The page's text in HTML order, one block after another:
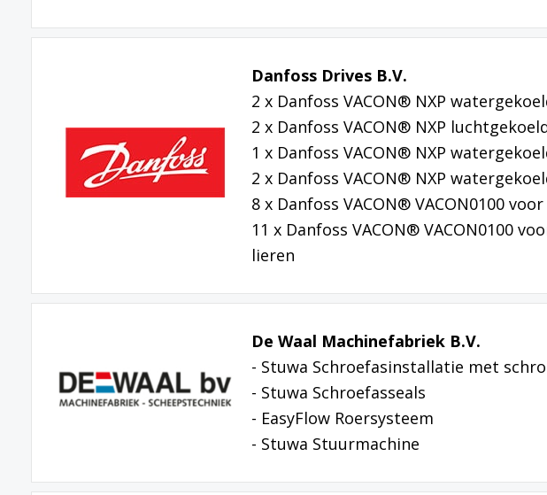
Danfoss Drives B.V.
2 x Danfoss VACON® NXP
2 x Danfoss VACON® NXP
1 x Danfoss VACON® NXP
2 x Danfoss VACON® NXP
8 x Danfoss VACON® VACON0100
11 x Danfoss VACON® VACON0100
lieren
De Waal Machinefabriek B.V.
- Stuwa Schroefasinstallatie met
- Stuwa Schroefasseals
- EasyFlow Roersysteem
- Stuwa Stuurmachine